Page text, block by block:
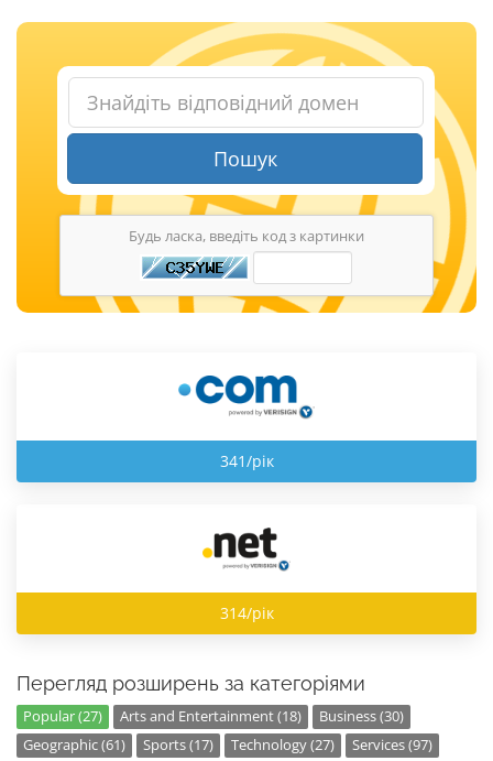
Пошук
Будь ласка, введіть код з картинки
341/рік
314/рік
Перегляд розширень за категоріями
Popular (27) Arts and Entertainment (18)
Business (30)
Geographic (61)
Sports (17) Technology (27)
Services (97)